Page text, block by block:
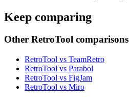
Keep comparing
Other RetroTool comparisons
RetroTool vs TeamRetro
RetroTool vs Parabol
RetroTool vs FigJam
RetroTool vs Miro